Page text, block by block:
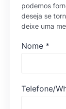
podemos
deseja se
deixe uma
Nome *
Telefone/